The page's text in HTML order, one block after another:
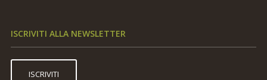
ISCRIVITI ALLA NEWSLETTER
ISCRIVITI